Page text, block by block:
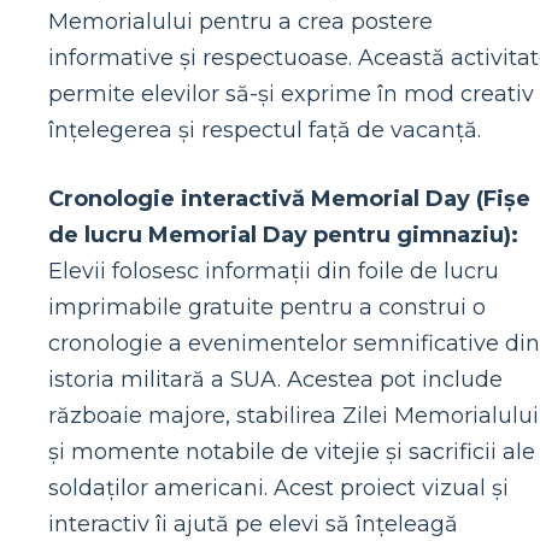
Memorialului pentru a crea postere
informative și respectuoase. Această
permite elevilor să-și exprime în mod creativ
înțelegerea și respectul față de vacanță.
Cronologie interactivă Memorial Day (Fișe
de lucru Memorial Day pentru gimnaziu):
Elevii folosesc informații din foile de lucru
imprimabile gratuite pentru a construi o
cronologie a evenimentelor semnificative din
istoria militară a SUA. Acestea pot include
războaie majore, stabilirea Zilei Memorialului
și momente notabile de vitejie și sacrificii ale
soldaților americani. Acest proiect vizual și
interactiv îi ajută pe elevi să înțeleagă